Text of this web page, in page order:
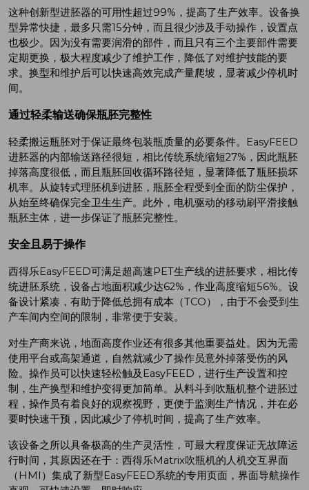
这种创新型进胚器的可用性超过99%，提高了生产效率。设备换
型异常快捷，最多只需15分钟，而且很少涉及手动操作，设置点
也极少。因为没有需要润滑的部件，而且只有三个主要部件需要
定期更换，极大程度减少了维护工作，降低了对维护技能的要
求。换型和维护后可以快速高效完成产量爬坡，显著减少停机时
间。
通过轻柔输送确保瓶胚完整性
轻柔搬运瓶胚对于保证最终包装瓶质量的必要条件。EasyFEED
进胚器的内部输送路径很短，相比传统系统缩短27%，因此瓶胚
掉落高度很低，而且瓶胚回收循环路径短，显著降低了瓶胚损坏
机率。从旋转式理胚机到进胚，瓶胚全程受到全面的防尘保护，
从始至终确保完全卫生生产。此外，电机驱动的移动刷平滑接触
瓶胚主体，进一步保证了瓶胚完整性。
安全且易于操作
西得乐EasyFEED可满足超高速PET生产线的进胚要求，相比传
统进胚系统，设备占地面积减少达62%，作业高度缩短56%。设
备设计紧凑，有助于降低总拥有成本（TCO），由于不会受到生
产车间内空间的限制，非常便于安装。
对生产商来说，地面高度作业还有很多其他重要益处。因为无需
使用平台或高架通道，自然就减少了操作员意外掉落受伤的风
险。操作员可以快速轻松触及EasyFEED，进行生产设置和控
制，生产换型和维护变得更加简单。从料斗到吹瓶机整个进胚过
程，操作员有着良好的观察视野，更便于监测生产情况，并在必
要时快速干预，因此减少了停机时间，提高了生产效率。
该设备之所以具备极高的生产灵活性，可最大程度保证无故障运
行时间，其原因还在于：西得乐Matrix吹瓶机的人机交互界面
（HMI）集成了新型EasyFEED系统的专用页面，界面导航操作